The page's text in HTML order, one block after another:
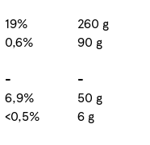
19%
260 g
0,6%
90 g
-
-
6,9%
50 g
<0,5% 6 g